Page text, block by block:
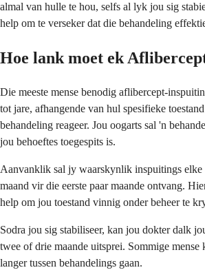
almal van hulle te hou, selfs al lyk jou sig
help om te verseker dat die behandeling
Hoe lank moet ek
Die meeste mense benodig aflibercept-
tot jare, afhangende van hul spesifieke
behandeling reageer. Jou oogarts sal 'n
jou behoeftes toegespits is.
Aanvanklik sal jy waarskynlik inspuitings elke
maand vir die eerste paar maande ontvang.
help om jou toestand vinnig onder beheer te
Sodra jou sig stabiliseer, kan jou dokter dalk
twee of drie maande uitsprei. Sommige mense
langer tussen behandelings gaan.